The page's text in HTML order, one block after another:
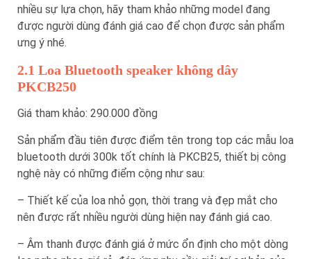
nhiều sự lựa chọn, hãy tham khảo những model đang
được người dùng đánh giá cao để chọn được sản phẩm
ưng ý nhé.
2.1 Loa Bluetooth speaker không dây
PKCB250
Giá tham khảo: 290.000 đồng
Sản phẩm đầu tiên được điểm tên trong top các mẫu loa
bluetooth dưới 300k tốt chính là PKCB25, thiết bị công
nghệ này có những điểm cộng như sau:
– Thiết kế của loa nhỏ gọn, thời trang và đẹp mắt cho
nên được rất nhiều người dùng hiện nay đánh giá cao.
– Âm thanh được đánh giá ở mức ổn định cho một dòng